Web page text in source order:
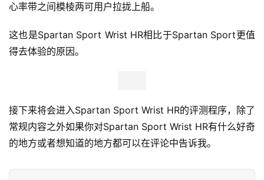
心率带之间模棱两可用户拉拢上船。
这也是Spartan Sport Wrist HR相比于Spartan Sport更值
得去体验的原因。
接下来将会进入Spartan Sport Wrist HR的评测程序，除了
常规内容之外如果你对Spartan Sport Wrist HR有什么好奇
的地方或者想知道的地方都可以在评论中告诉我。